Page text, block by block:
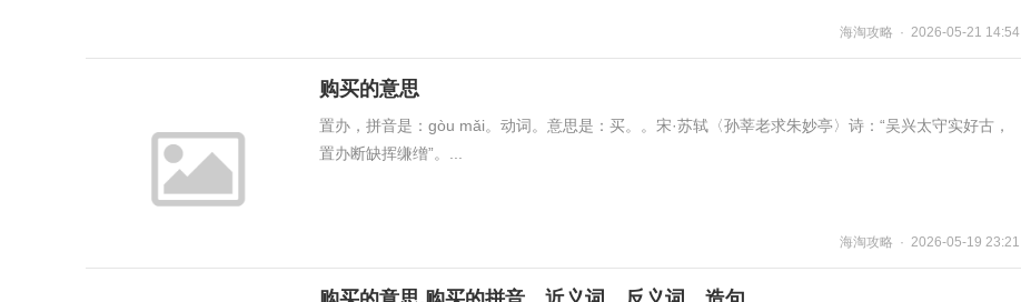
海淘攻略 · 2026-05-21 14:54
购买的意思
置办，拼音是：gòu mǎi。动词。意思是：买。。宋·苏轼〈孙莘老求朱妙亭〉诗：“吴兴太守实好古，
置办断缺挥缣缯”。...
海淘攻略 · 2026-05-19 23:21